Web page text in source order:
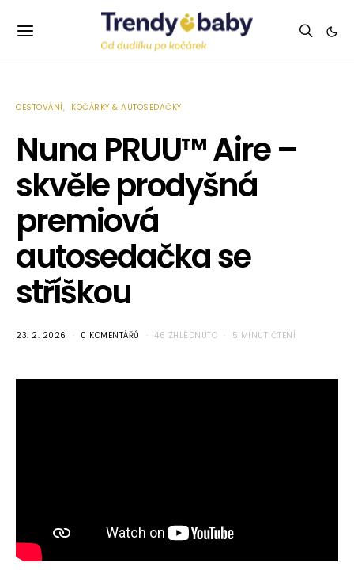
CESTOVÁNÍ KOČÁRKY & AUTOSEDAČKY
Nuna PRUU™ Aire –
skvěle prodyšná
premiová
autosedačka se
stříškou
23. 2. 2026 0 KOMENTÁŘŮ 46 ZHLÉDNUTO 5 MINUT ČTENÍ